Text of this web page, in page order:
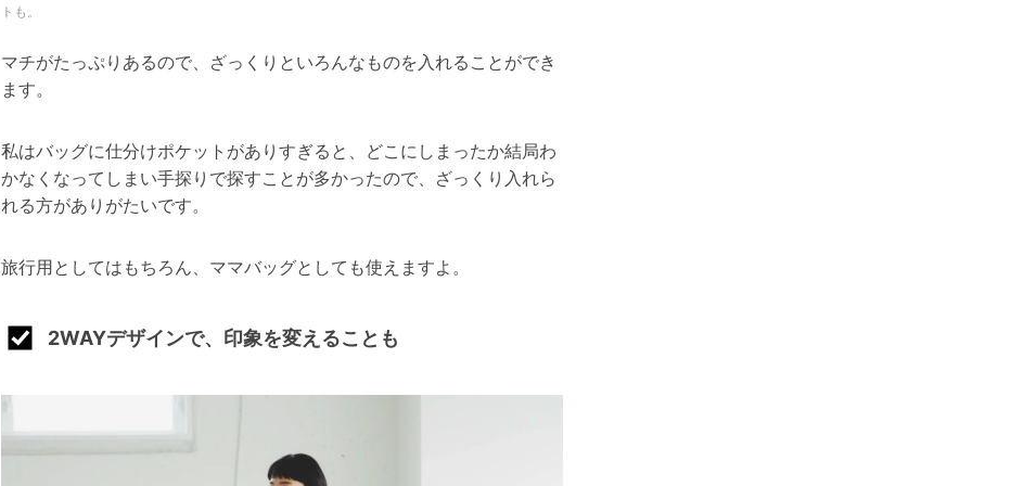
トも。
マチがたっぷりあるので、ざっくりといろんなものを入れることができ
ます。
私はバッグに仕分けポケットがありすぎると、どこにしまったか結局わ
かなくなってしまい手探りで探すことが多かったので、ざっくり入れら
れる方がありがたいです。
旅行用としてはもちろん、ママバッグとしても使えますよ。
2WAYデザインで、印象を変えることも